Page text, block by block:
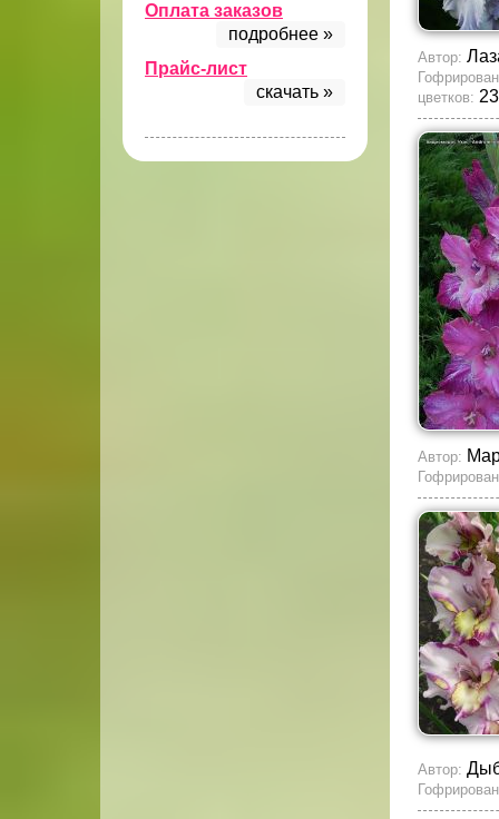
Оплата заказов
подробнее »
Прайс-лист
скачать »
Автор:
цветков:
Автор:
Автор: